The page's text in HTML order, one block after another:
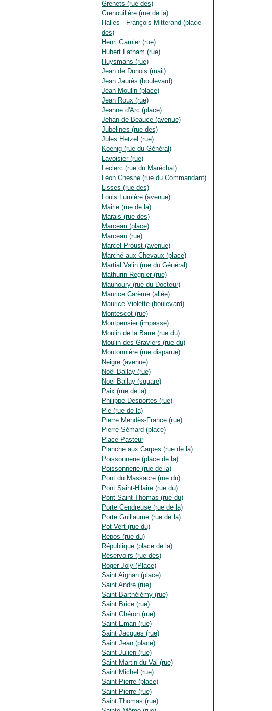
Grenets (rue des)
Grenouillère (rue de la)
Halles - François Mitterand (place
des)
Henri Garnier (rue)
Hubert Latham (rue)
Huysmans (rue)
Jean de Dunois (mail)
Jean Jaurès (boulevard)
Jean Moulin (place)
Jean Roux (rue)
Jeanne d'Arc (place)
Jehan de Beauce (avenue)
Jubelines (rue des)
Jules Hetzel (rue)
Koenig (rue du Général)
Lavoisier (rue)
Leclerc (rue du Maréchal)
Léon Chesne (rue du Commandant)
Lisses (rue des)
Louis Lumière (avenue)
Mairie (rue de la)
Marais (rue des)
Marceau (place)
Marceau (rue)
Marcel Proust (avenue)
Marché aux Chevaux (place)
Martial Valin (rue du Général)
Mathurin Regnier (rue)
Maunoury (rue du Docteur)
Maurice Carème (allée)
Maurice Violette (boulevard)
Montescot (rue)
Montpensier (impasse)
Moulin de la Barre (rue du)
Moulin des Graviers (rue du)
Moutonnière (rue disparue)
Neigre (avenue)
Noël Ballay (rue)
Noël Ballay (square)
Paix (rue de la)
Philippe Desportes (rue)
Pie (rue de la)
Pierre Mendès-France (rue)
Pierre Sémard (place)
Place Pasteur
Planche aux Carpes (rue de la)
Poissonnerie (place de la)
Poissonnerie (rue de la)
Pont du Massacre (rue du)
Pont Saint-Hilaire (rue du)
Pont Saint-Thomas (rue du)
Porte Cendreuse (rue de la)
Porte Guillaume (rue de la)
Pot Vert (rue du)
Repos (rue du)
République (place de la)
Réservoirs (rue des)
Roger Joly (Place)
Saint Aignan (place)
Saint André (rue)
Saint Barthélémy (rue)
Saint Brice (rue)
Saint Chéron (rue)
Saint Eman (rue)
Saint Jacques (rue)
Saint Jean (place)
Saint Julien (rue)
Saint Martin-du-Val (rue)
Saint Michel (rue)
Saint Pierre (place)
Saint Pierre (rue)
Saint Thomas (rue)